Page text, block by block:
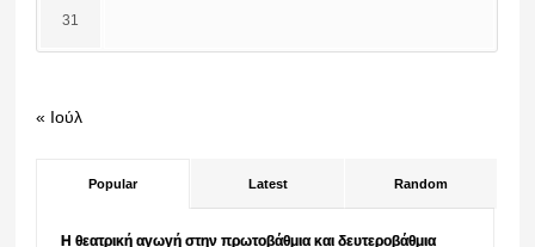
31
« Ιούλ
Popular Latest Random
Η θεατρική αγωγή στην πρωτοβάθμια και δευτεροβάθμια